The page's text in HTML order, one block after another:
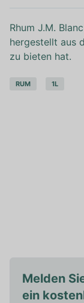
Rhum J.M.
hergestellt aus
zu bieten hat.
RUM 1L
Melden
ein